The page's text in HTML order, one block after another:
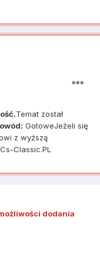
Temat został
GotoweJeżeli się
z wyższą
Classic.PL
dodania